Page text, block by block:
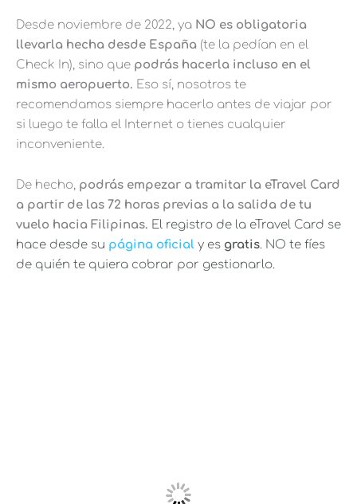
Desde noviembre de 2022, ya NO es obligatoria
llevarla hecha desde España (te la pedían en el
Check In), sino que podrás hacerla incluso en el
mismo aeropuerto. Eso sí, nosotros te
recomendamos siempre hacerlo antes de viajar por
si luego te falla el Internet o tienes cualquier
inconveniente.
De hecho, podrás empezar a tramitar la eTravel Card
a partir de las 72 horas previas a la salida de tu
vuelo hacia Filipinas. El registro de la eTravel Card se
hace desde su página oficial y es gratis. NO te fíes
de quién te quiera cobrar por gestionarlo.